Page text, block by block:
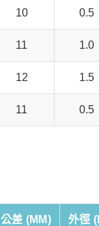
10 0.5
11 1.0
12 1.5
11 0.5
公差 (MM) 外徑